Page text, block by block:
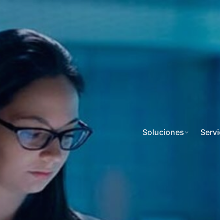
Soluciones